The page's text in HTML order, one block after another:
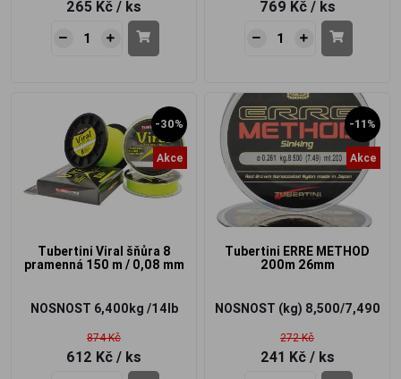
265 Kč / ks 769 Kč / ks
-30%
Akce
Tubertini Viral šňůra 8
pramenná 150 m / 0,08 mm
NOSNOST 6,400kg /14lb
874 Kč
612 Kč / ks
-11%
Akce
Tubertini ERRE METHOD
200m 26mm
NOSNOST (kg) 8,500/7,490
272 Kč
241 Kč / ks